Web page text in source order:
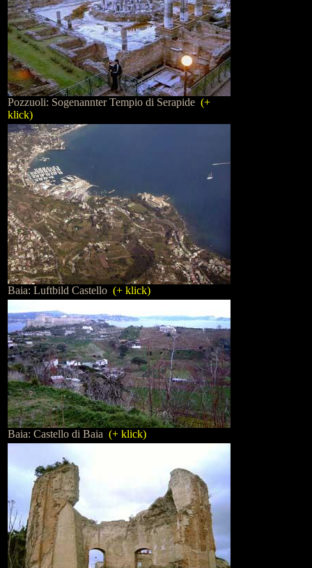
Pozzuoli: Sogenannter Tempio di Serapide (+
klick)
Baia: Luftbild Castello (+ klick)
Baia: Castello di Baia (+ klick)